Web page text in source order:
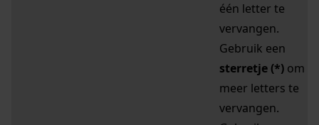
één letter te
vervangen.
Gebruik een
sterretje (*) om
meer letters te
vervangen.